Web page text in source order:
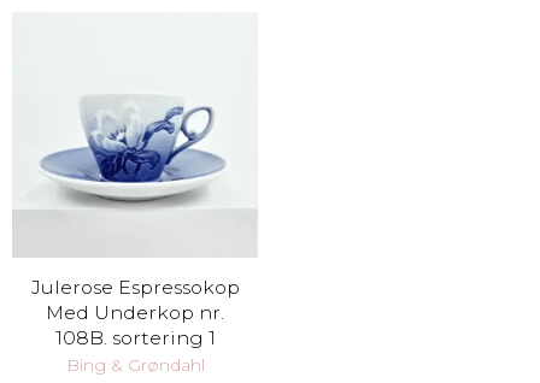
Julerose Espressokop
Med Underkop nr.
108B. sortering 1
Bing & Grøndahl